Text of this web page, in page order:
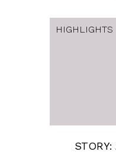
HIGHLIGHTS